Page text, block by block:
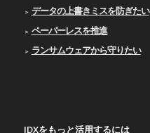
データの上書きミスを防ぎたい
ペーパーレスを推進
ランサムウェアから守りたい
IDXをもっと活用するには